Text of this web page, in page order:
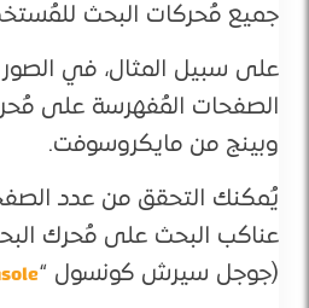
جميع مُحركات البحث
على سبيل المثال، في الصور
الصفحات المُفهرسة على
وبينج من مايكروسوفت.
يُمكنك التحقق من عدد
عناكب البحث على مُحرك
(جوجل سيرش كونسول “